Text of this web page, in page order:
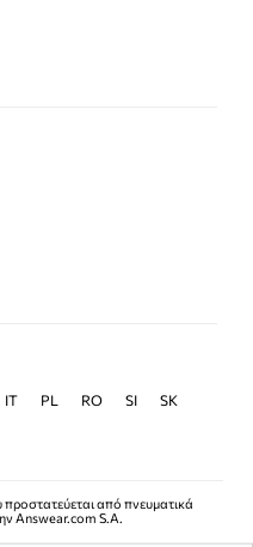
IT PL RO SI
SK
από πνευματικά
Answear.com S.A.